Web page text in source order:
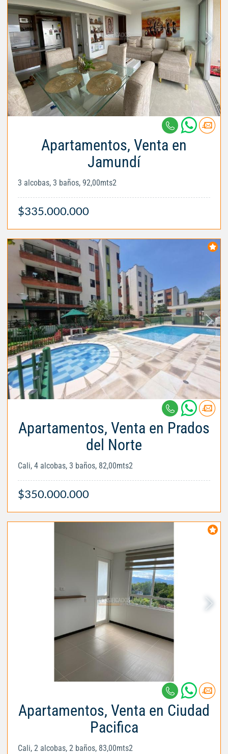
Apartamentos, Venta en
Jamundí
3 alcobas, 3 baños, 92,00mts2
$335.000.000
Apartamentos, Venta en Prados
del Norte
Cali, 4 alcobas, 3 baños, 82,00mts2
$350.000.000
Apartamentos, Venta en Ciudad
Pacifica
Cali, 2 alcobas, 2 baños, 83,00mts2